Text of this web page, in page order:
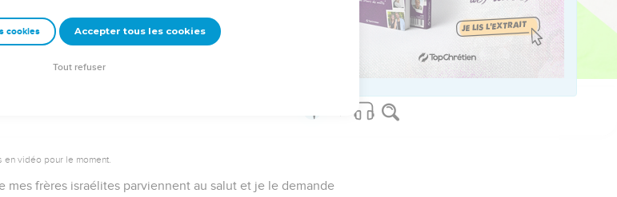
© 2013 - 2010 BLF Editions
vidéo pour le moment.
frères israélites parviennent au salut et je le demande
cookies Accepter tous les cookies
Tout refuser